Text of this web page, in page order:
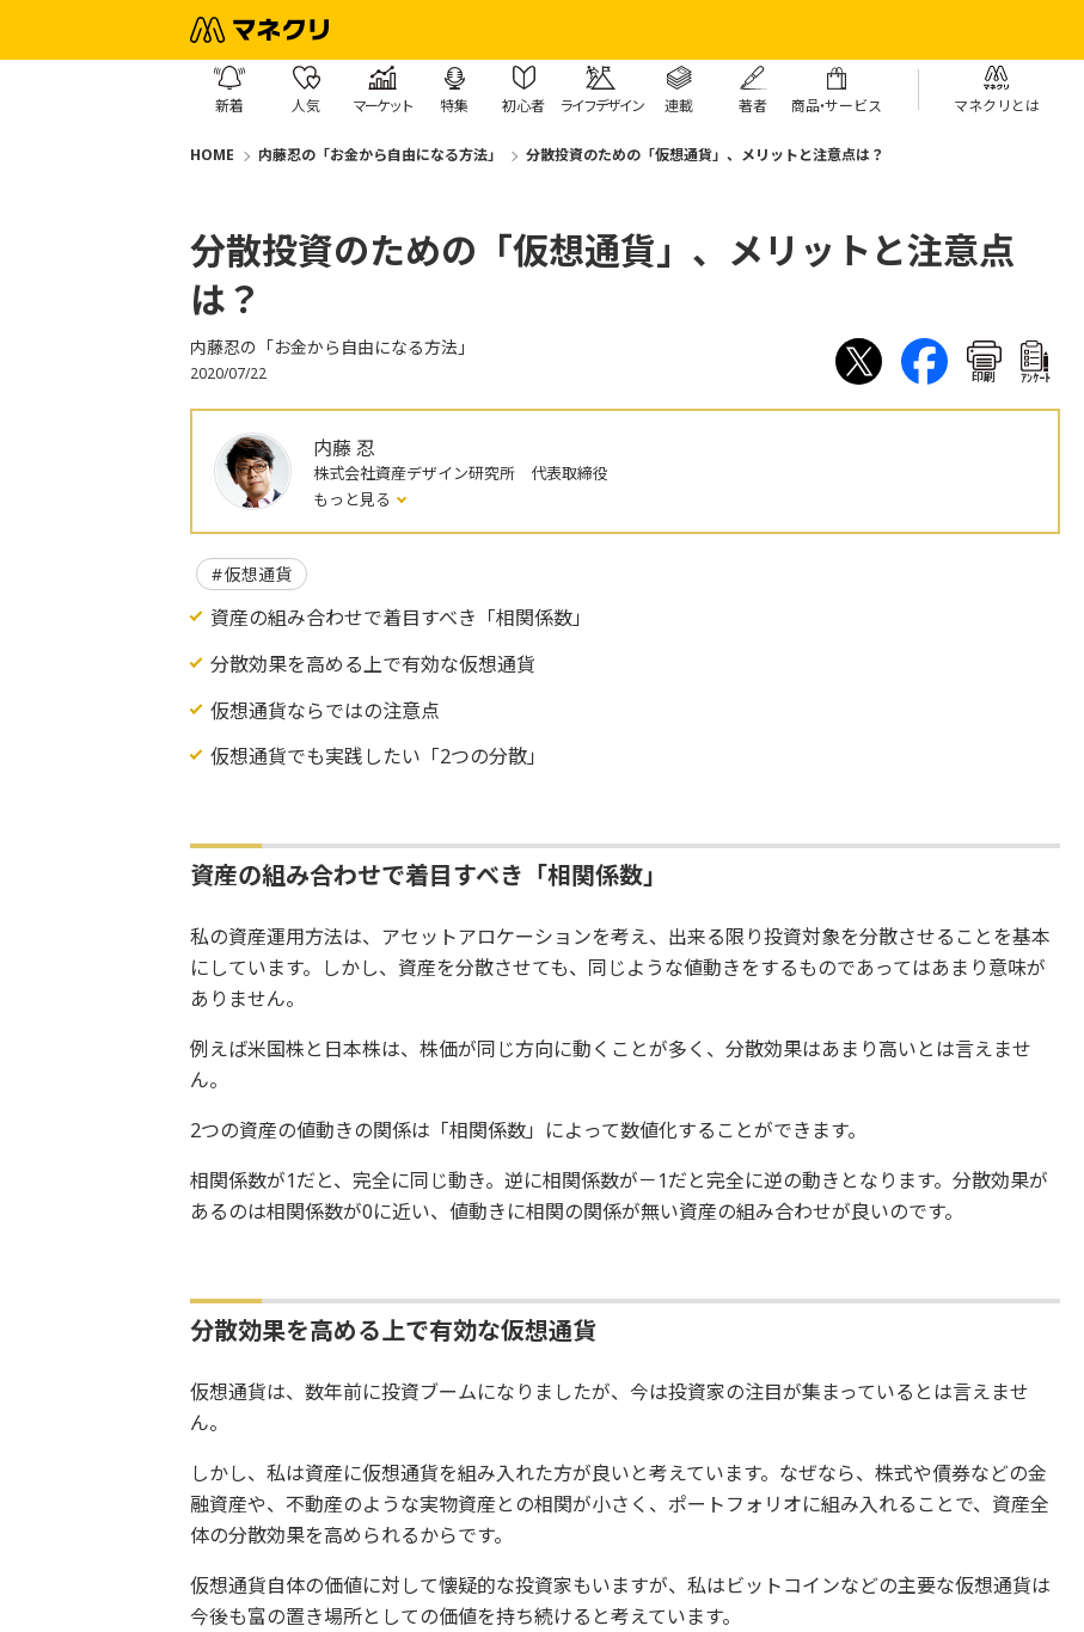
新着 人気 マーケット 特集 初心者 ライフデザイン 連載 著者 商品・サービス マネクリとは
HOME 内藤忍の「お金から自由になる方法」 分散投資のための「仮想通貨」、メリットと注意点は？
分散投資のための「仮想通貨」、メリットと注意点
は？
内藤忍の「お金から自由になる方法」
2020/07/22 印刷 ｱﾝｹｰﾄ
内藤 忍
株式会社資産デザイン研究所 代表取締役
もっと見る
仮想通貨
資産の組み合わせで着目すべき「相関係数」
分散効果を高める上で有効な仮想通貨
仮想通貨ならではの注意点
仮想通貨でも実践したい「2つの分散」
資産の組み合わせで着目すべき「相関係数」
私の資産運用方法は、アセットアロケーションを考え、出来る限り投資対象を分散させることを基本
にしています。しかし、資産を分散させても、同じような値動きをするものであってはあまり意味が
ありません。
例えば米国株と日本株は、株価が同じ方向に動くことが多く、分散効果はあまり高いとは言えませ
ん。
2つの資産の値動きの関係は「相関係数」によって数値化することができます。
相関係数が1だと、完全に同じ動き。逆に相関係数が－1だと完全に逆の動きとなります。分散効果が
あるのは相関係数が0に近い、値動きに相関の関係が無い資産の組み合わせが良いのです。
分散効果を高める上で有効な仮想通貨
仮想通貨は、数年前に投資ブームになりましたが、今は投資家の注目が集まっているとは言えませ
ん。
しかし、私は資産に仮想通貨を組み入れた方が良いと考えています。なぜなら、株式や債券などの金
融資産や、不動産のような実物資産との相関が小さく、ポートフォリオに組み入れることで、資産全
体の分散効果を高められるからです。
仮想通貨自体の価値に対して懐疑的な投資家もいますが、私はビットコインなどの主要な仮想通貨は
今後も富の置き場所としての価値を持ち続けると考えています。